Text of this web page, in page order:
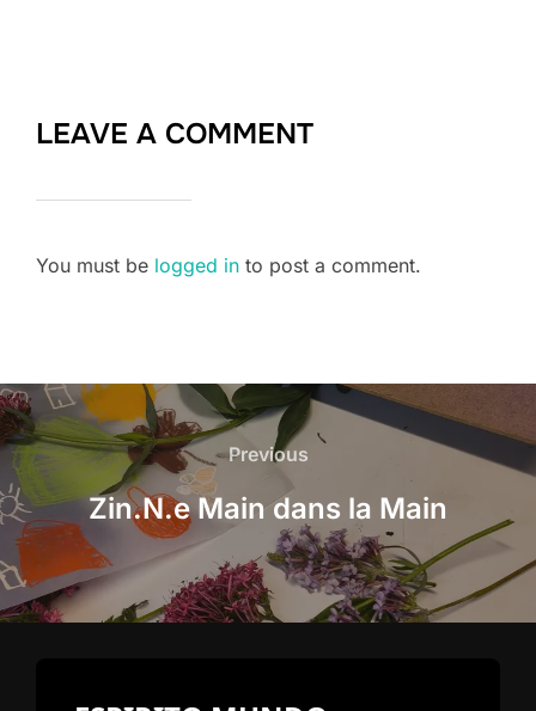
LEAVE A COMMENT
You must be logged in to post a comment.
Post
navigation
Previous
Previous
Zin.N.e Main dans la Main